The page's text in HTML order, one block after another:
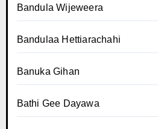
Bandula Wijeweera
Bandulaa Hettiarachahi
Banuka Gihan
Bathi Gee Dayawa